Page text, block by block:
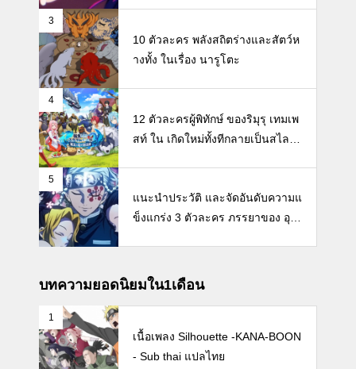
3
10 ตัวละคร พลังสถิตร่างและสัตว์ห
างทั้ง ในเรื่อง นารูโตะ
4
12 ตัวละครผู้พิทักษ์ ของริมุรุ เทมเพ
สท์ ใน เกิดใหม่ทั้งทีกลายเป็นสไลม์ไ
5
แนะนำประวัติ และจัดอันดับความแ
ข็งแกร่ง 3 ตัวละคร ภรรยาของ อุซุ
บทความยอดนิยมใน1เดือน
1
เนื้อเพลง Silhouette -KANA-BOON
- Sub thai แปลไทย